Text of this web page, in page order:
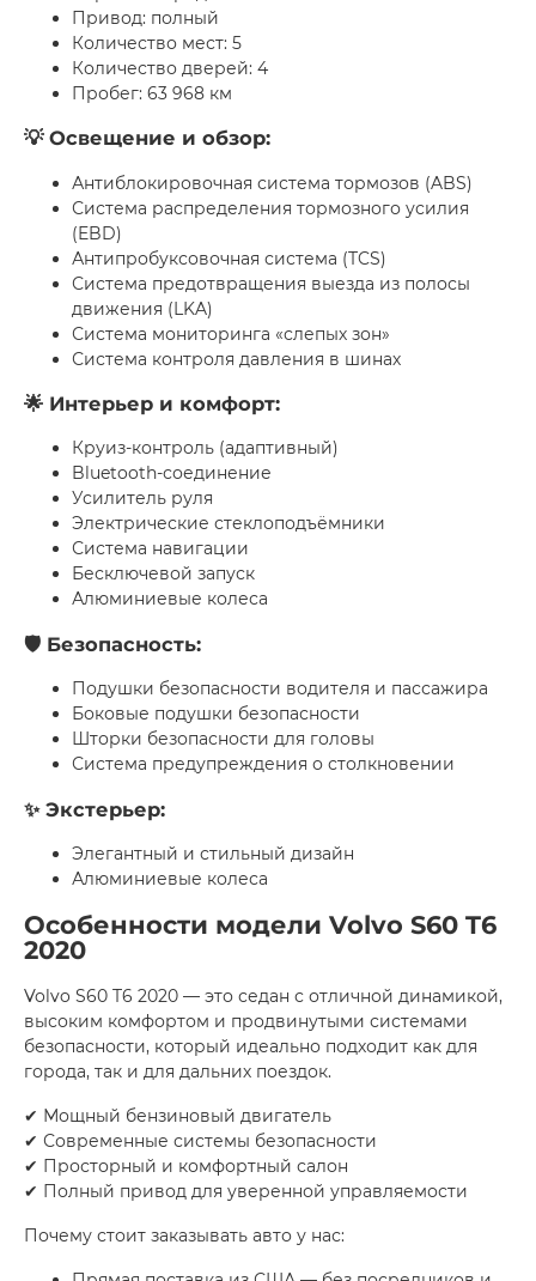
Привод: полный
Количество мест: 5
Количество дверей: 4
Пробег: 63 968 км
💡 Освещение и обзор:
Антиблокировочная система тормозов (ABS)
Система распределения тормозного усилия
(EBD)
Антипробуксовочная система (TCS)
Система предотвращения выезда из полосы
движения (LKA)
Система мониторинга «слепых зон»
Система контроля давления в шинах
🌟 Интерьер и комфорт:
Круиз-контроль (адаптивный)
Bluetooth-соединение
Усилитель руля
Электрические стеклоподъёмники
Система навигации
Бесключевой запуск
Алюминиевые колеса
🛡 Безопасность:
Подушки безопасности водителя и пассажира
Боковые подушки безопасности
Шторки безопасности для головы
Система предупреждения о столкновении
✨ Экстерьер:
Элегантный и стильный дизайн
Алюминиевые колеса
Особенности модели Volvo S60 T6
2020
Volvo S60 T6 2020 — это седан с отличной динамикой,
высоким комфортом и продвинутыми системами
безопасности, который идеально подходит как для
города, так и для дальних поездок.
✔ Мощный бензиновый двигатель
✔ Современные системы безопасности
✔ Просторный и комфортный салон
✔ Полный привод для уверенной управляемости
Почему стоит заказывать авто у нас: